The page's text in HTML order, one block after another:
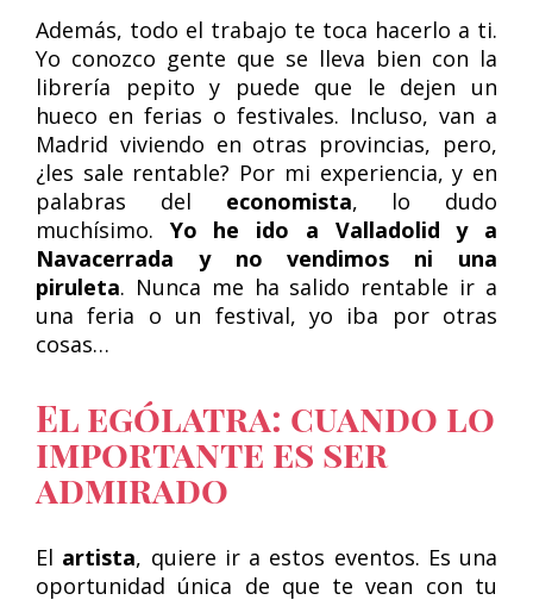
Además, todo el trabajo te toca hacerlo a ti.
Yo conozco gente que se lleva bien con la
librería pepito y puede que le dejen un
hueco en ferias o festivales. Incluso, van a
Madrid viviendo en otras provincias, pero,
¿les sale rentable? Por mi experiencia, y en
palabras del economista, lo dudo
muchísimo. Yo he ido a Valladolid y a
Navacerrada y no vendimos ni una
piruleta. Nunca me ha salido rentable ir a
una feria o un festival, yo iba por otras
cosas…
El ególatra: cuando lo
importante es ser
admirado
El artista, quiere ir a estos eventos. Es una
oportunidad única de que te vean con tu